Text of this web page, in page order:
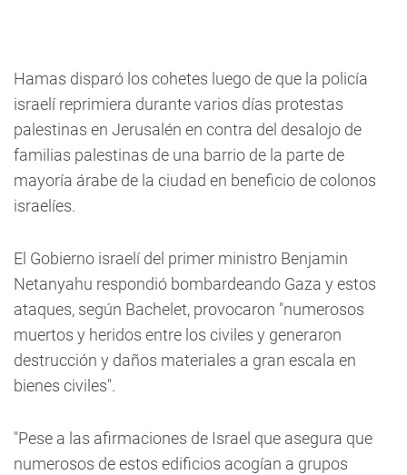
Hamas disparó los cohetes luego de que la policía
israelí reprimiera durante varios días protestas
palestinas en Jerusalén en contra del desalojo de
familias palestinas de una barrio de la parte de
mayoría árabe de la ciudad en beneficio de colonos
israelíes.
El Gobierno israelí del primer ministro Benjamin
Netanyahu respondió bombardeando Gaza y estos
ataques, según Bachelet, provocaron "numerosos
muertos y heridos entre los civiles y generaron
destrucción y daños materiales a gran escala en
bienes civiles".
"Pese a las afirmaciones de Israel que asegura que
numerosos de estos edificios acogían a grupos